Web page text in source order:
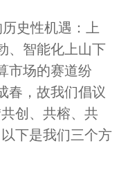
史性机遇：上
、智能化上山下
市场的赛道纷
春，故我们倡议
创、共榕、共
下是我们三个方